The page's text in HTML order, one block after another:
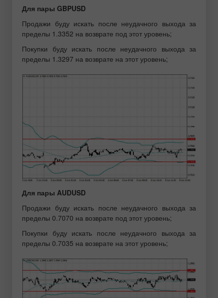
Для пары GBPUSD
Продажи буду искать после неудачного выхода за
пределы 1.3352 на возврате под этот уровень;
Покупки буду искать после неудачного выхода за
пределы 1.3297 на возврате на этот уровень;
Для пары AUDUSD
Продажи буду искать после неудачного выхода за
пределы 0.7070 на возврате под этот уровень;
Покупки буду искать после неудачного выхода за
пределы 0.7035 на возврате на этот уровень;